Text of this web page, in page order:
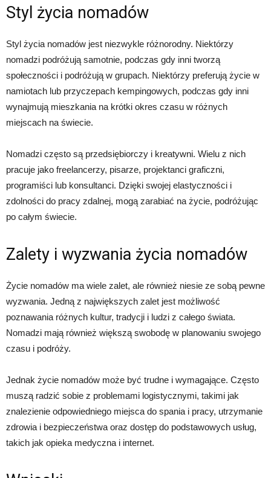
Styl życia nomadów
Styl życia nomadów jest niezwykle różnorodny. Niektórzy
nomadzi podróżują samotnie, podczas gdy inni tworzą
społeczności i podróżują w grupach. Niektórzy preferują życie w
namiotach lub przyczepach kempingowych, podczas gdy inni
wynajmują mieszkania na krótki okres czasu w różnych
miejscach na świecie.
Nomadzi często są przedsiębiorczy i kreatywni. Wielu z nich
pracuje jako freelancerzy, pisarze, projektanci graficzni,
programiści lub konsultanci. Dzięki swojej elastyczności i
zdolności do pracy zdalnej, mogą zarabiać na życie, podróżując
po całym świecie.
Zalety i wyzwania życia nomadów
Życie nomadów ma wiele zalet, ale również niesie ze sobą pewne
wyzwania. Jedną z największych zalet jest możliwość
poznawania różnych kultur, tradycji i ludzi z całego świata.
Nomadzi mają również większą swobodę w planowaniu swojego
czasu i podróży.
Jednak życie nomadów może być trudne i wymagające. Często
muszą radzić sobie z problemami logistycznymi, takimi jak
znalezienie odpowiedniego miejsca do spania i pracy, utrzymanie
zdrowia i bezpieczeństwa oraz dostęp do podstawowych usług,
takich jak opieka medyczna i internet.